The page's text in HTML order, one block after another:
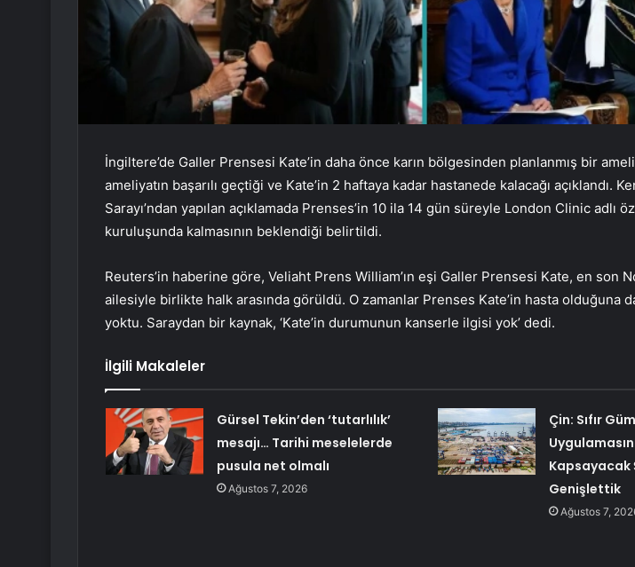
İngiltere’de Galler Prensesi Kate’in daha önce karın bölgesinden planlanmış bir
ameliyatın başarılı geçtiği ve Kate’in 2 haftaya kadar hastanede kalacağı açıklandı.
Sarayı’ndan yapılan açıklamada Prenses’in 10 ila 14 gün süreyle London Clinic adlı
kuruluşunda kalmasının beklendiği belirtildi.
Reuters’in haberine göre, Veliaht Prens William’ın eşi Galler Prensesi Kate, en son
ailesiyle birlikte halk arasında görüldü. O zamanlar Prenses Kate’in hasta olduğuna
yoktu. Saraydan bir kaynak, ‘Kate’in durumunun kanserle ilgisi yok’ dedi.
İlgili Makaleler
Gürsel Tekin’den ‘tutarlılık’
mesajı… Tarihi meselelerde
pusula net olmalı
Ağustos 7, 2026
Çin: Sıfır
Kapsayacak
Genişlettik
Ağustos 7,